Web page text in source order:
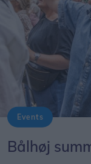
Events
Bålhøj
Allan